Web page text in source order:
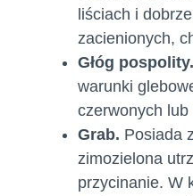
liściach i
zacienionych,
Głóg pospolity.
warunki
czerwonych
Grab. Posiada
zimozielona
przycinanie. W